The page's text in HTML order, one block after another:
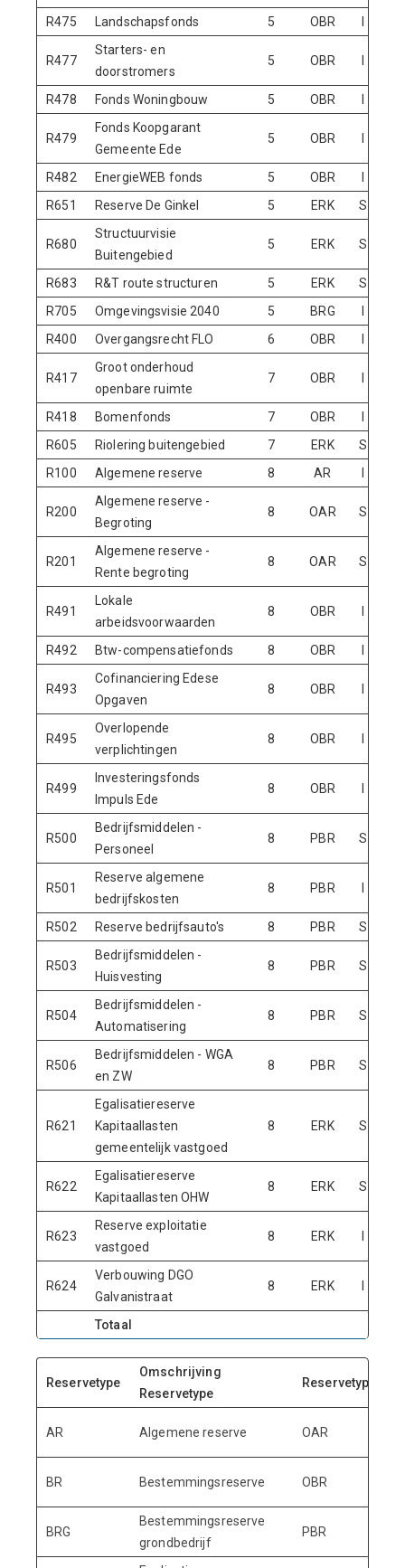
R475 Landschapsfonds 5 OBR
R477
Starters- en
doorstromers
5 OBR
R478 Fonds Woningbouw 5 OBR
R479
Fonds Koopgarant
Gemeente Ede
5 OBR
R482 EnergieWEB fonds 5 OBR
R651
Reserve De Ginkel 5 ERK S
R680
Structuurvisie
Buitengebied
5 ERK S
R683 R&T route structuren 5 ERK S
R705
Omgevingsvisie 2040 5 BRG
R400
Overgangsrecht FLO 6 OBR
R417
Groot onderhoud
openbare ruimte
7 OBR
R418 Bomenfonds 7 OBR
R605
Riolering buitengebied 7 ERK S
R100
Algemene reserve 8 AR
R200
Algemene reserve -
Begroting
8 OAR S
R201
Algemene reserve -
Rente begroting
8 OAR S
R491
Lokale
arbeidsvoorwaarden
8 OBR
R492 Btw-compensatiefonds 8 OBR
R493
Cofinanciering Edese
Opgaven
8 OBR
R495
Overlopende
verplichtingen
8 OBR
R499
Investeringsfonds
Impuls Ede
8 OBR
R500
Bedrijfsmiddelen -
Personeel
8 PBR S
R501
Reserve algemene
bedrijfskosten
8 PBR
R502 Reserve bedrijfsauto's 8 PBR S
R503
Bedrijfsmiddelen -
Huisvesting
8 PBR S
R504
Bedrijfsmiddelen -
Automatisering
8 PBR S
R506
Bedrijfsmiddelen - WGA
en ZW
8 PBR S
R621
Egalisatiereserve
Kapitaallasten
gemeentelijk vastgoed
8 ERK S
R622
Egalisatiereserve
Kapitaallasten OHW
8 ERK S
R623
Reserve exploitatie
vastgoed
8 ERK
R624
Verbouwing DGO
Galvanistraat
8 ERK
Totaal
Reservetype
Omschrijving
Reservetype
Reservetype
AR Algemene reserve OAR
BR Bestemmingsreserve OBR
BRG
Bestemmingsreserve
grondbedrijf
PBR